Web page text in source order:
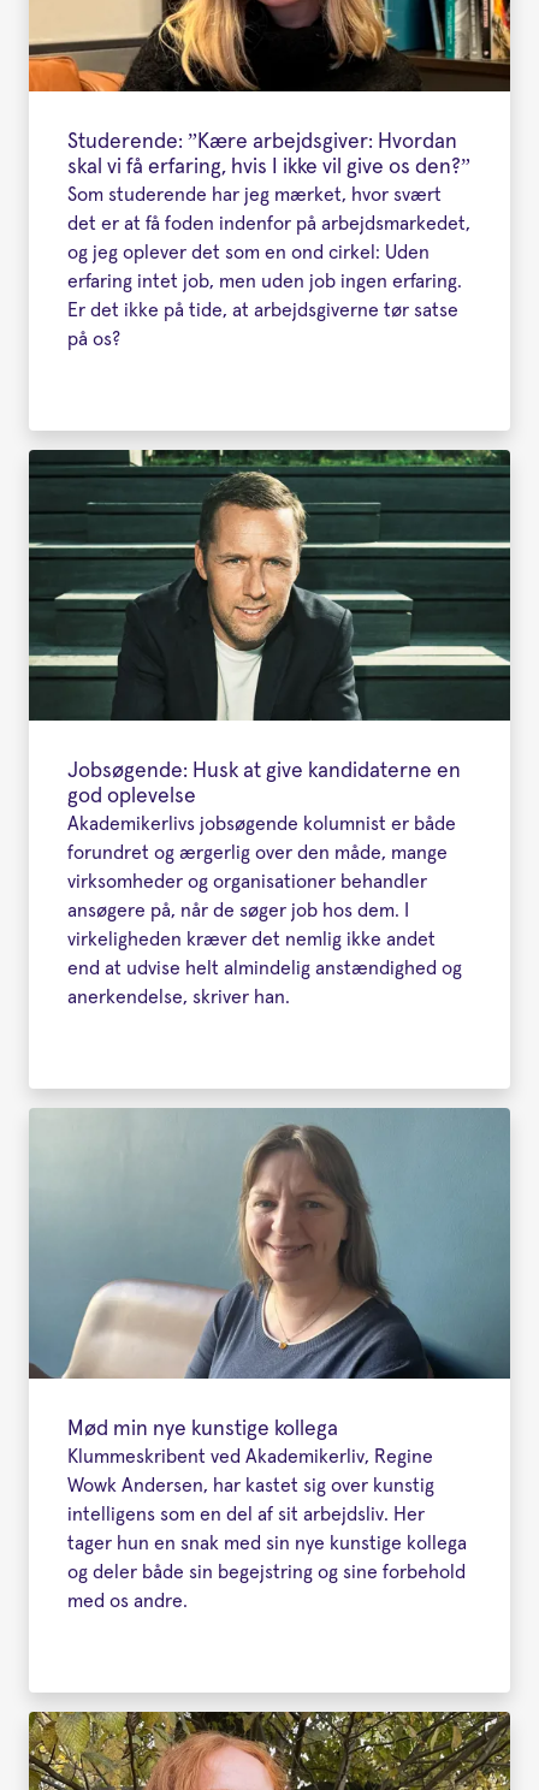
Studerende: ”Kære arbejdsgiver: Hvordan
skal vi få erfaring, hvis I ikke vil give os den?”
Som studerende har jeg mærket, hvor svært
det er at få foden indenfor på arbejdsmarkedet,
og jeg oplever det som en ond cirkel: Uden
erfaring intet job, men uden job ingen erfaring.
Er det ikke på tide, at arbejdsgiverne tør satse
på os?
Jobsøgende: Husk at give kandidaterne en
god oplevelse
Akademikerlivs jobsøgende kolumnist er både
forundret og ærgerlig over den måde, mange
virksomheder og organisationer behandler
ansøgere på, når de søger job hos dem. I
virkeligheden kræver det nemlig ikke andet
end at udvise helt almindelig anstændighed og
anerkendelse, skriver han.
Mød min nye kunstige kollega
Klummeskribent ved Akademikerliv, Regine
Wowk Andersen, har kastet sig over kunstig
intelligens som en del af sit arbejdsliv. Her
tager hun en snak med sin nye kunstige kollega
og deler både sin begejstring og sine forbehold
med os andre.